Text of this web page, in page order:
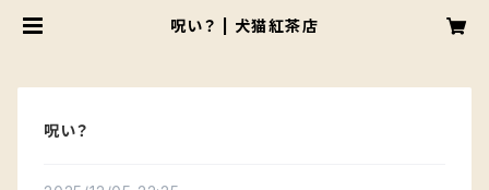
呪い？ | 犬猫紅茶店
呪い？